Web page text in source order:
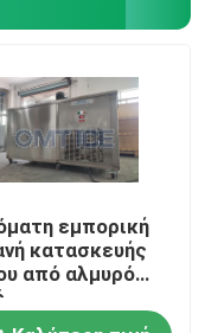
εμπορική
κατασκευής
από αλμυρό